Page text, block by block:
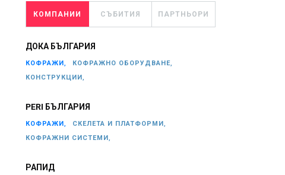
КОМПАНИИ СЪБИТИЯ ПАРТНЬОРИ
ДОКА БЪЛГАРИЯ
КОФРАЖИ,
КОФРАЖНО ОБОРУДВАНЕ,
КОНСТРУКЦИИ,
PERI БЪЛГАРИЯ
КОФРАЖИ,
СКЕЛЕТА И ПЛАТФОРМИ,
КОФРАЖНИ СИСТЕМИ,
РАПИД